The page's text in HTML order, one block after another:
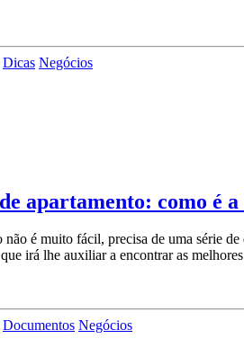
Dicas Negócios
apartamento: como é
não é muito fácil, precisa de uma série
irá lhe auxiliar a encontrar as
Documentos Negócios